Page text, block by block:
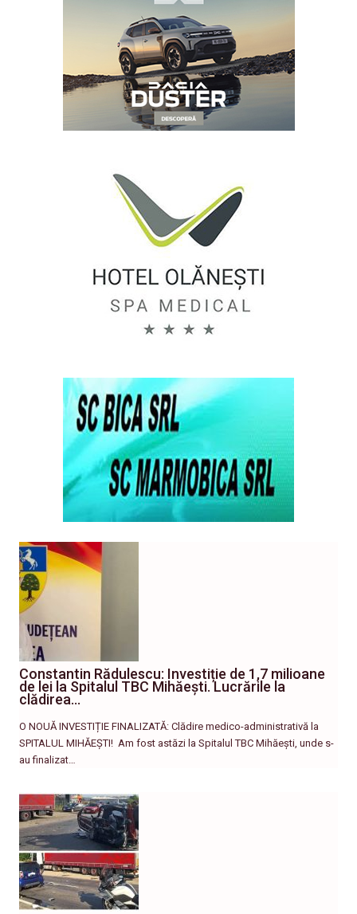
Constantin Rădulescu: Investiție de 1,7 milioane
de lei la Spitalul TBC Mihăești. Lucrările la
clădirea…
O NOUĂ INVESTIȚIE FINALIZATĂ: Clădire medico-administrativă la
SPITALUL MIHĂEȘTI! ​ Am fost astăzi la Spitalul TBC Mihăești, unde s-
au finalizat…